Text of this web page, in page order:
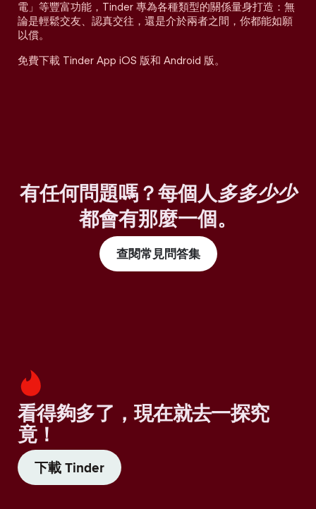
電」等豐富功能，Tinder 專為各種類型的關係量身打造：無
論是輕鬆交友、認真交往，還是介於兩者之間，你都能如願
以償。
免費下載 Tinder App iOS 版和 Android 版。
有任何問題嗎？每個人多多少少
都會有那麼一個。
查閱常見問答集
看得夠多了，現在就去一探究
竟！
下載 Tinder